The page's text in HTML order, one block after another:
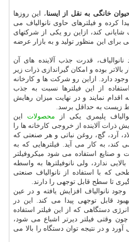
خانگی به نقل از ایسنا، این روزها
کرده و فیلترهای حاوی نانوالیاف می
کند، ازاین رو یکی از شرکتهای
برای این منظور تولید و به بازار عرضه
قدرت جذب آلاینده های آن
بوده و امکان گیراندازی ذرات زیر
وجود دارد. ازاین رو شرکت ها و کارخانه
از این فیلترها نسبت به جذب
اقدام نمایند و در نهایت میزان رهایش
زیست به حداقل برسد.
پلیمری یکی از محصولات این
آلاینده از خروجی کارخانه ها را
آرد، گچ، روغن نباتی و هر صنعتی که
کند، به کار می آید. فیلترهایی که به
صنایع استفاده می شود میکروفیلتر
ندارد، ولی نانوفیلترها به واسطه
که با استفاده از نانوالیاف صنعتی
تا سطح قابل توجهی را دارند.
نانوالیاف افزایش یافته و در عین
قابل توجهی پیدا می کند. این در
دستگاهی که از این فیلتر استفاده
وقتی فیلتر دیرتر اشباع می شود،
و در نتیجه توان دستگاه را بالا می